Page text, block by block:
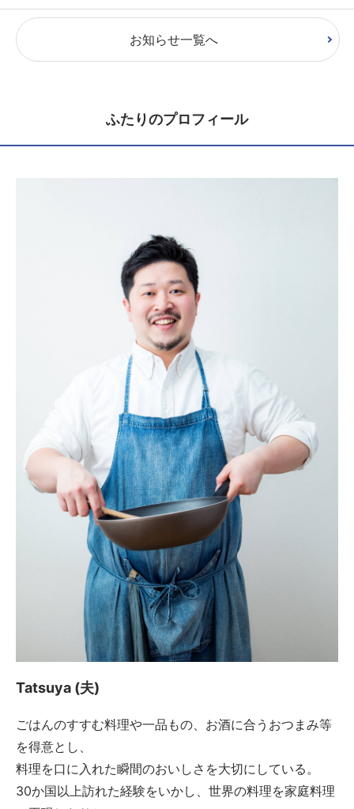
お知らせ一覧へ
ふたりのプロフィール
Tatsuya (夫)
ごはんのすすむ料理や一品もの、お酒に合うおつまみ等
を得意とし、
料理を口に入れた瞬間のおいしさを大切にしている。
30か国以上訪れた経験をいかし、世界の料理を家庭料理